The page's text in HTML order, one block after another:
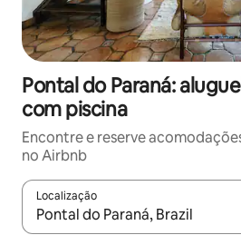
Pontal do Paraná:
com piscina
Encontre e reserve
no Airbnb
Localização
Quando os resultados estiverem